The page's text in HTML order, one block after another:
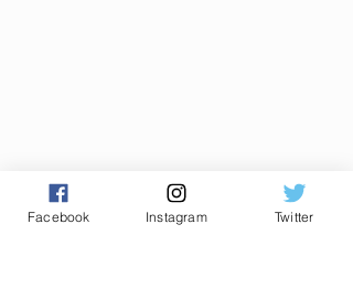
Facebook Instagram Twitter